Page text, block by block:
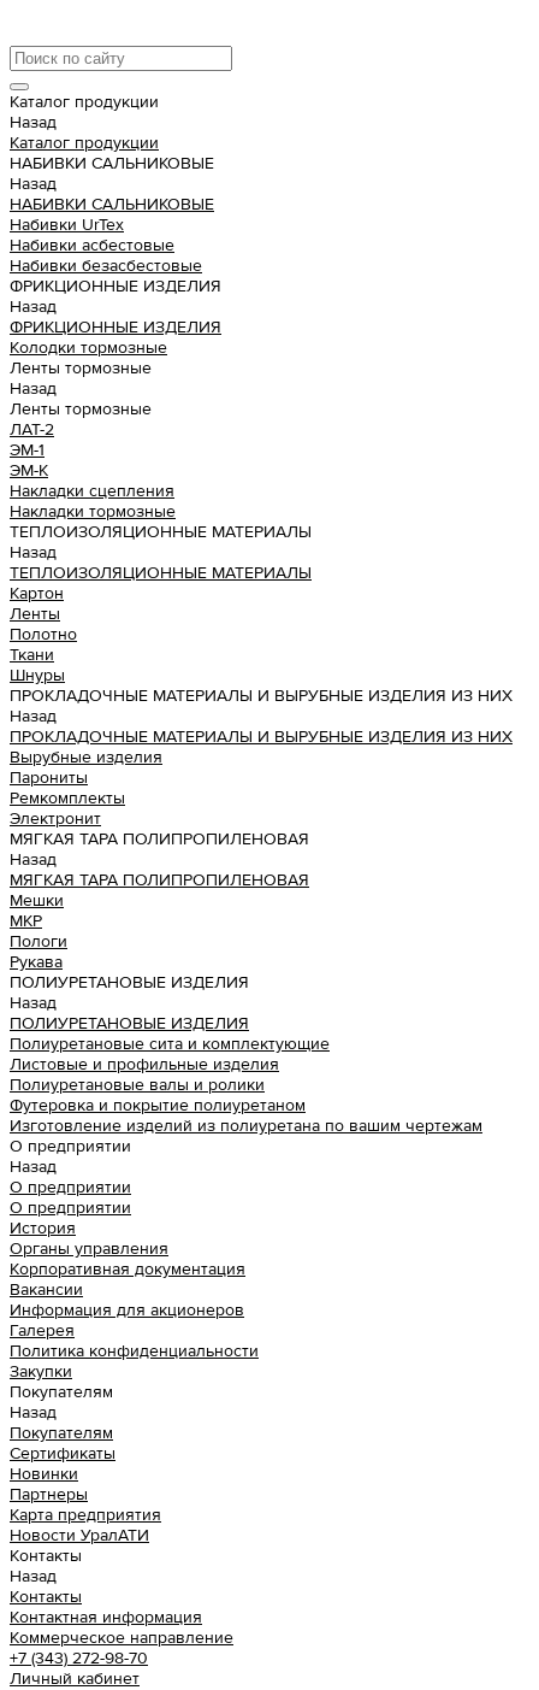
Каталог продукции
Назад
Каталог продукции
НАБИВКИ САЛЬНИКОВЫЕ
Назад
НАБИВКИ САЛЬНИКОВЫЕ
Набивки UrTex
Набивки асбестовые
Набивки безасбестовые
ФРИКЦИОННЫЕ ИЗДЕЛИЯ
Назад
ФРИКЦИОННЫЕ ИЗДЕЛИЯ
Колодки тормозные
Ленты тормозные
Назад
Ленты тормозные
ЛАТ-2
ЭМ-1
ЭМ-К
Накладки сцепления
Накладки тормозные
ТЕПЛОИЗОЛЯЦИОННЫЕ МАТЕРИАЛЫ
Назад
ТЕПЛОИЗОЛЯЦИОННЫЕ МАТЕРИАЛЫ
Картон
Ленты
Полотно
Ткани
Шнуры
ПРОКЛАДОЧНЫЕ МАТЕРИАЛЫ И ВЫРУБНЫЕ ИЗДЕЛИЯ ИЗ НИХ
Назад
ПРОКЛАДОЧНЫЕ МАТЕРИАЛЫ И ВЫРУБНЫЕ ИЗДЕЛИЯ ИЗ НИХ
Вырубные изделия
Парониты
Ремкомплекты
Электронит
МЯГКАЯ ТАРА ПОЛИПРОПИЛЕНОВАЯ
Назад
МЯГКАЯ ТАРА ПОЛИПРОПИЛЕНОВАЯ
Мешки
МКР
Пологи
Рукава
ПОЛИУРЕТАНОВЫЕ ИЗДЕЛИЯ
Назад
ПОЛИУРЕТАНОВЫЕ ИЗДЕЛИЯ
Полиуретановые сита и комплектующие
Листовые и профильные изделия
Полиуретановые валы и ролики
Футеровка и покрытие полиуретаном
Изготовление изделий из полиуретана по вашим чертежам
О предприятии
Назад
О предприятии
О предприятии
История
Органы управления
Корпоративная документация
Вакансии
Информация для акционеров
Галерея
Политика конфиденциальности
Закупки
Покупателям
Назад
Покупателям
Сертификаты
Новинки
Партнеры
Карта предприятия
Новости УралАТИ
Контакты
Назад
Контакты
Контактная информация
Коммерческое направление
+7 (343) 272-98-70
Личный кабинет